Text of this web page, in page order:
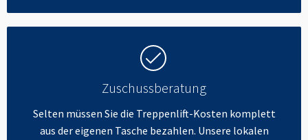
Zuschussberatung
Selten müssen Sie die Treppenlift-Kosten komplett
aus der eigenen Tasche bezahlen. Unsere lokalen